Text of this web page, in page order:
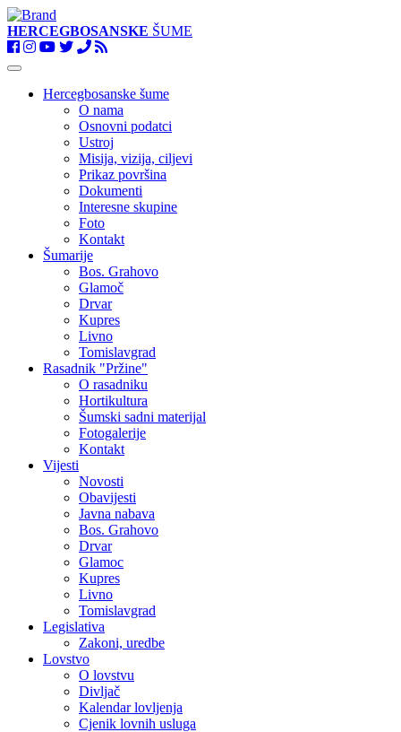
HERCEGBOSANSKE ŠUME
Toggle
navigationHercegbosanske šume
O nama
Osnovni podatci
Ustroj
Misija, vizija, ciljevi
Prikaz površina
Dokumenti
Interesne skupine
Foto
Kontakt
Šumarije
Bos. Grahovo
Glamoč
Drvar
Kupres
Livno
Tomislavgrad
Rasadnik "Pržine"
O rasadniku
Hortikultura
Šumski sadni materijal
Fotogalerije
Kontakt
Vijesti
Novosti
Obavijesti
Javna nabava
Bos. Grahovo
Drvar
Glamoc
Kupres
Livno
Tomislavgrad
Legislativa
Zakoni, uredbe
Lovstvo
O lovstvu
Divljač
Kalendar lovljenja
Cjenik lovnih usluga